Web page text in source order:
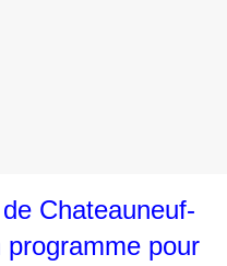
Chateauneuf-
programme pour